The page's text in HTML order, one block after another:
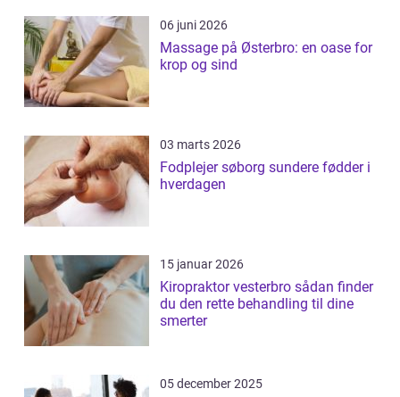
06 juni 2026
Massage på Østerbro: en oase for
krop og sind
03 marts 2026
Fodplejer søborg sundere fødder i
hverdagen
15 januar 2026
Kiropraktor vesterbro sådan finder
du den rette behandling til dine
smerter
05 december 2025